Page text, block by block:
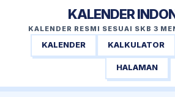
KALENDER
KALENDER RESMI SESUAI SKB 3
KALENDER KALKULATOR
HALAMAN